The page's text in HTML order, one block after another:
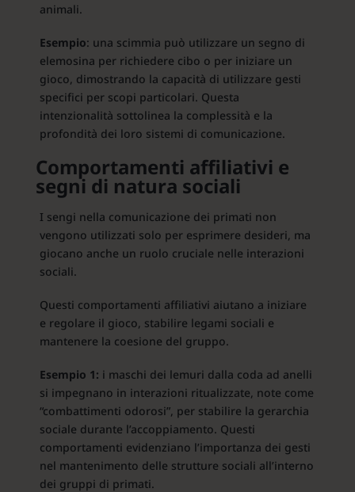
animali.
Esempio: una scimmia può utilizzare un segno di
elemosina per richiedere cibo o per iniziare un
gioco, dimostrando la capacità di utilizzare gesti
specifici per scopi particolari. Questa
intenzionalità sottolinea la complessità e la
profondità dei loro sistemi di comunicazione.
Comportamenti affiliativi e
segni di natura sociali
I sengi nella comunicazione dei primati non
vengono utilizzati solo per esprimere desideri, ma
giocano anche un ruolo cruciale nelle interazioni
sociali.
Questi comportamenti affiliativi aiutano a iniziare
e regolare il gioco, stabilire legami sociali e
mantenere la coesione del gruppo.
Esempio 1: i maschi dei lemuri dalla coda ad anelli
si impegnano in interazioni ritualizzate, note come
“combattimenti odorosi”, per stabilire la gerarchia
sociale durante l’accoppiamento. Questi
comportamenti evidenziano l’importanza dei gesti
nel mantenimento delle strutture sociali all’interno
dei gruppi di primati.